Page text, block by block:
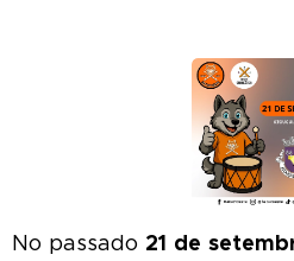
No passado 21 de